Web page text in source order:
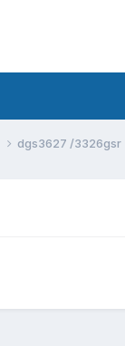
dgs3627 /3326gsr